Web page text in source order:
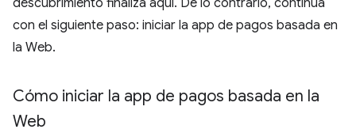
descubrimiento finaliza aquí. De lo contrario, continúa
con el siguiente paso: iniciar la app de pagos basada en
la Web.
Cómo iniciar la app de pagos basada en la
Web